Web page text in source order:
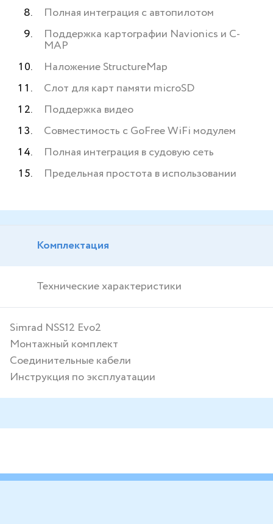
Полная интеграция с автопилотом
Поддержка картографии Navionics и С-
МАР
Наложение StructureMap
Слот для карт памяти microSD
Поддержка видео
Совместимость с GoFree WiFi модулем
Полная интеграция в судовую сеть
Предельная простота в использовании
Комплектация
Технические характеристики
Simrad NSS12 Evo2
Монтажный комплект
Соединительные кабели
Инструкция по эксплуатации